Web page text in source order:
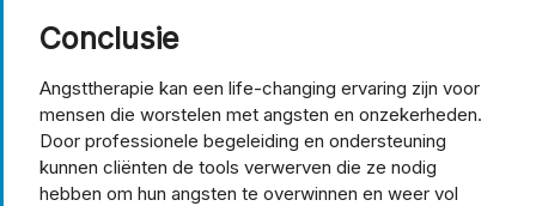
Conclusie
Angsttherapie kan een life-changing ervaring zijn voor
mensen die worstelen met angsten en onzekerheden.
Door professionele begeleiding en ondersteuning
kunnen cliënten de tools verwerven die ze nodig
hebben om hun angsten te overwinnen en weer vol